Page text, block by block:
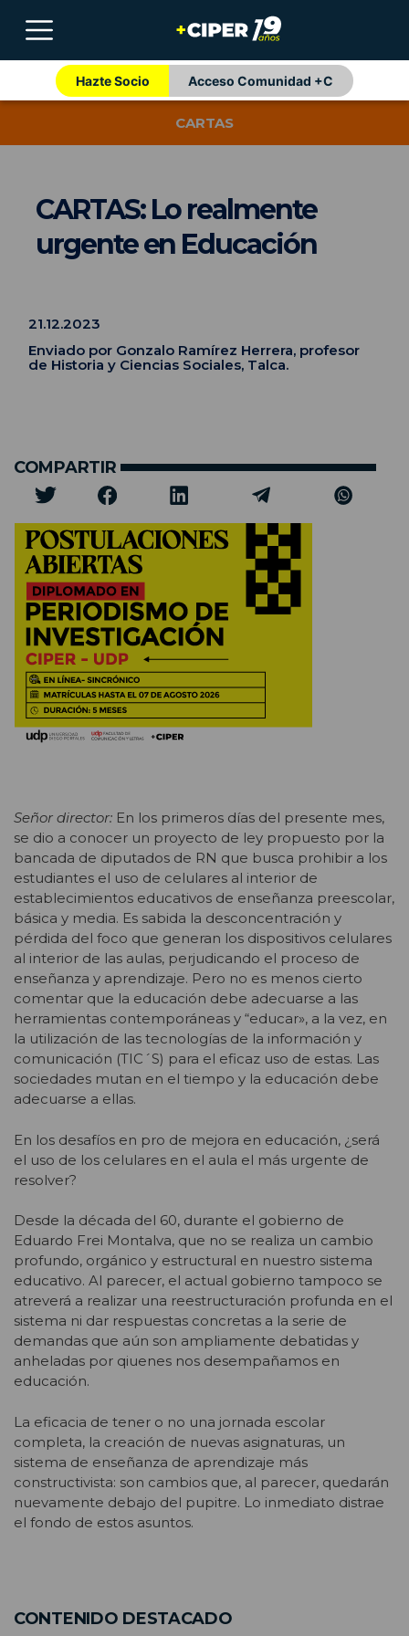
Hazte Socio Acceso Comunidad +C
CARTAS
CARTAS: Lo realmente
urgente en Educación
21.12.2023
Enviado por Gonzalo Ramírez Herrera, profesor
de Historia y Ciencias Sociales, Talca.
COMPARTIR
Señor director: En los primeros días del presente mes,
se dio a conocer un proyecto de ley propuesto por la
bancada de diputados de RN que busca prohibir a los
estudiantes el uso de celulares al interior de
establecimientos educativos de enseñanza preescolar,
básica y media. Es sabida la desconcentración y
pérdida del foco que generan los dispositivos celulares
al interior de las aulas, perjudicando el proceso de
enseñanza y aprendizaje. Pero no es menos cierto
comentar que la educación debe adecuarse a las
herramientas contemporáneas y “educar», a la vez, en
la utilización de las tecnologías de la información y
comunicación (TIC´S) para el eficaz uso de estas. Las
sociedades mutan en el tiempo y la educación debe
adecuarse a ellas.
En los desafíos en pro de mejora en educación, ¿será
el uso de los celulares en el aula el más urgente de
resolver?
Desde la década del 60, durante el gobierno de
Eduardo Frei Montalva, que no se realiza un cambio
profundo, orgánico y estructural en nuestro sistema
educativo. Al parecer, el actual gobierno tampoco se
atreverá a realizar una reestructuración profunda en el
sistema ni dar respuestas concretas a la serie de
demandas que aún son ampliamente debatidas y
anheladas por qiuenes nos desempañamos en
educación.
La eficacia de tener o no una jornada escolar
completa, la creación de nuevas asignaturas, un
sistema de enseñanza de aprendizaje más
constructivista: son cambios que, al parecer, quedarán
nuevamente debajo del pupitre. Lo inmediato distrae
el fondo de estos asuntos.
CONTENIDO DESTACADO